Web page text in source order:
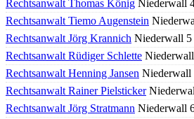
Rechtsanwalt Thomas König Niederwall
Rechtsanwalt Tiemo Augenstein
Rechtsanwalt Jörg Krannich Niederwall 5
Rechtsanwalt Rüdiger Schlette
Rechtsanwalt Henning Jansen Niederwall
Rechtsanwalt Rainer Pielsticker
Rechtsanwalt Jörg Stratmann Niederwall